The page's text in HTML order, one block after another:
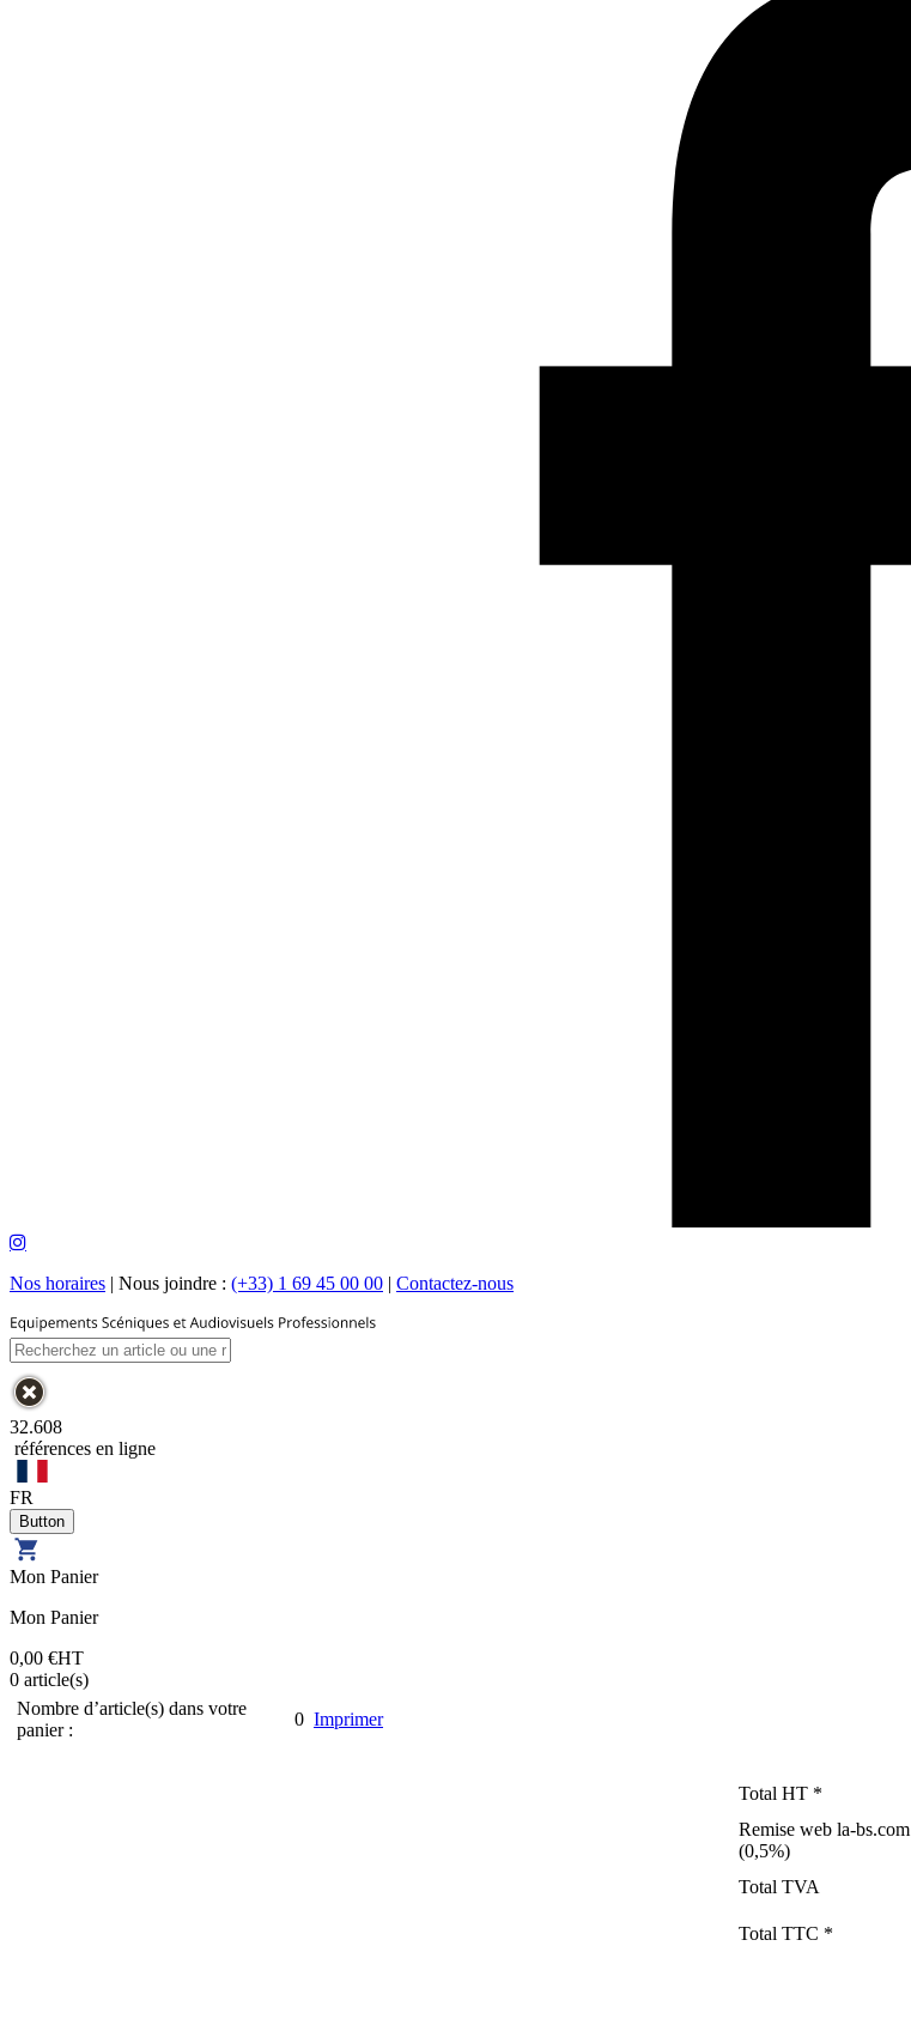
Nos horaires | Nous joindre : (+33) 1 69 45 00 00 | Contactez-nous
32.608
références en ligne
FR
Mon Panier
Mon Panier
0,00 €HT
0 article(s)
Nombre d’article(s) dans votre
panier :
0 Imprimer
Total HT *
Remise web la-bs.com
(0,5%)
Total TVA
Total TTC *